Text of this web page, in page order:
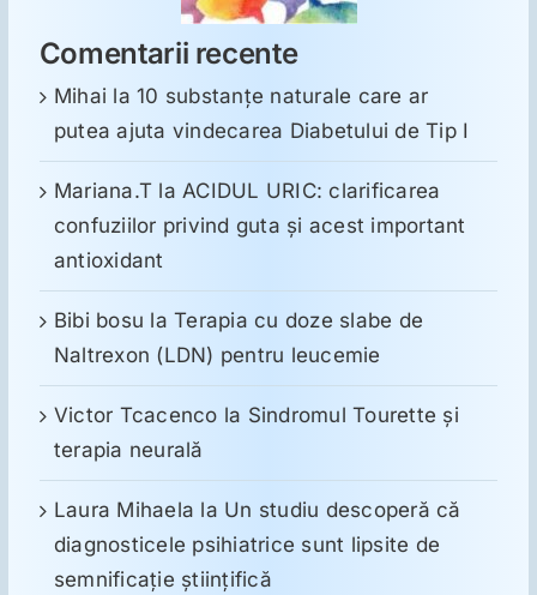
Comentarii recente
Mihai la10 substanţe naturale care ar
putea ajuta vindecarea Diabetului de Tip I
Mariana.T laACIDUL URIC: clarificarea
confuziilor privind guta și acest important
antioxidant
Bibi bosu laTerapia cu doze slabe de
Naltrexon (LDN) pentru leucemie
Victor Tcacenco la Sindromul Tourette şi
terapia neurală
Laura Mihaela la Un studiu descoperă că
diagnosticele psihiatrice sunt lipsite de
semnificație științifică